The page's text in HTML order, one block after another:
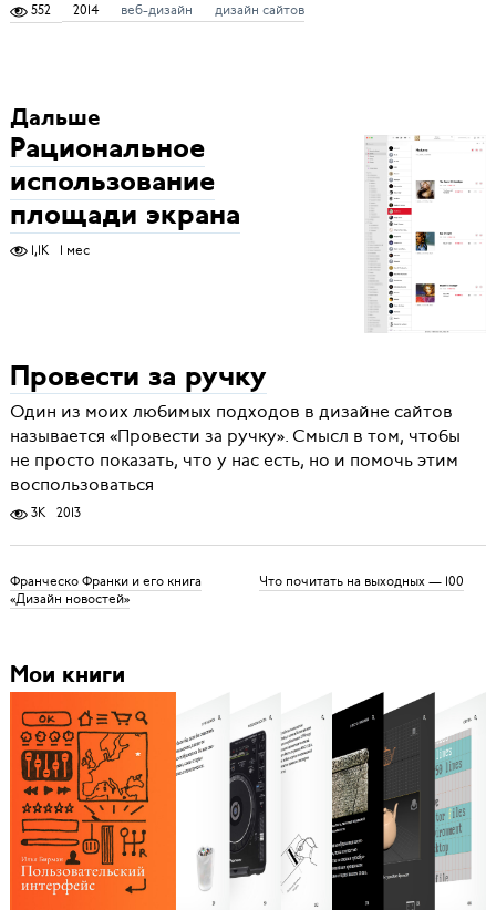
552 2014 веб-дизайн дизайн сайтов
Дальше
Рациональное
использование
площади экрана
1,1K 1 мес
Провести за ручку
Один из моих любимых подходов в дизайне сайтов
называется «Провести за ручку». Смысл в том, чтобы
не просто показать, что у нас есть, но и помочь этим
воспользоваться
3K 2013
Франческо Франки и его книга
«Дизайн новостей»
Что почитать на выходных — 100
Мои книги